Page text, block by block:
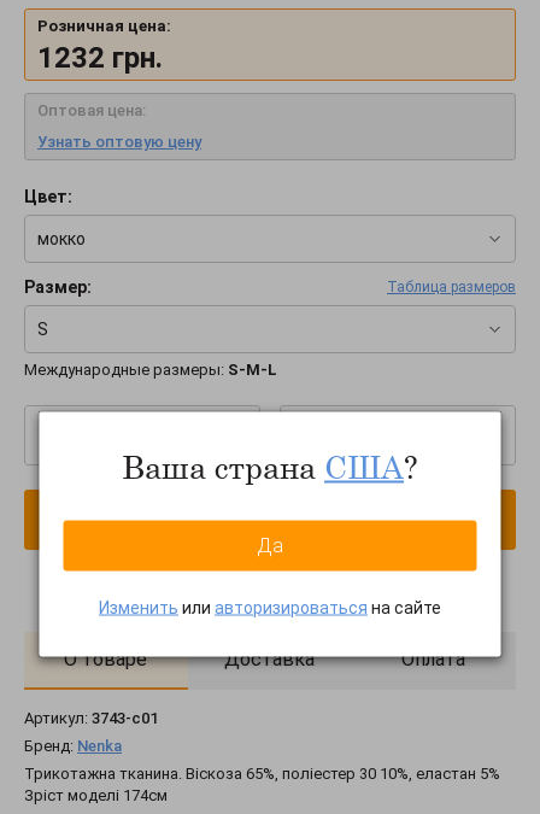
Розничная цена:
1232 грн.
Оптовая цена:
Узнать оптовую цену
Цвет:
мокко
Размер: Таблица размеров
S
Международные размеры: S-M-L
В корзину
О товаре Доставка Оплата
Артикул: 3743-c01
Бренд: Nenka
Трикотажна тканина. Віскоза 65%, поліестер 30 10%, еластан 5%
Зріст моделі 174см
Ваша страна США?
Да
Изменить или авторизироваться на сайте